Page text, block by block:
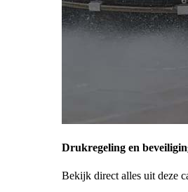
Drukregeling en
Bekijk direct alles uit deze